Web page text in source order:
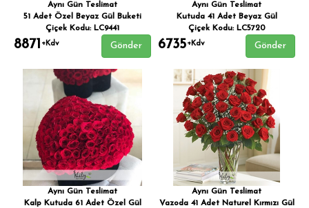
Aynı Gün Teslimat
51 Adet Özel Beyaz Gül Buketi
Çiçek Kodu: LC9441
8871 +Kdv Gönder
Aynı Gün Teslimat
Kutuda 41 Adet Beyaz Gül
Çiçek Kodu: LC5720
6735+Kdv Gönder
Aynı Gün Teslimat
Kalp Kutuda 61 Adet Özel Gül
Aynı Gün Teslimat
Vazoda 41 Adet Naturel Kırmızı Gül